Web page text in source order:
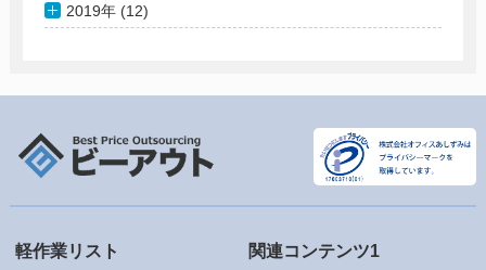
2019年 (12)
軽作業リスト 関連コンテンツ1